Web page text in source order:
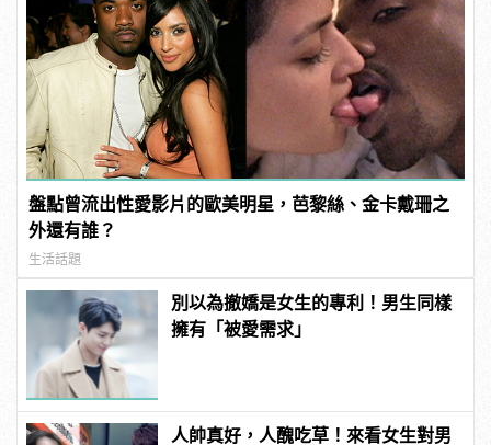
盤點曾流出性愛影片的歐美明星，芭黎絲、金卡戴珊之
外還有誰？
生活話題
別以為撤嬌是女生的專利！男生同樣
擁有「被愛需求」
人帥真好，人醜吃草！來看女生對男